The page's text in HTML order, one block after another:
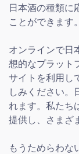
日本酒の種類に
ことができます。
オンラインで日
想的なプラット
サイトを利用し
しみください。
れます。私たち
提供し、さまざ
もうためらわな